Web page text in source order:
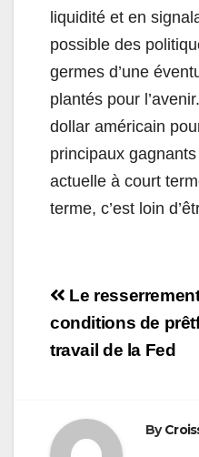
liquidité et en
possible des
germes d’une
plantés pour
dollar américain
principaux
actuelle à court
terme, c’est loin
Navigation
de
l’article
Le
conditions de
travail de la Fed
By